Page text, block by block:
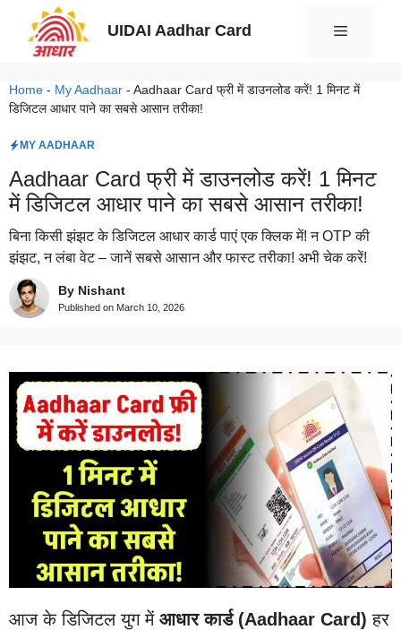
UIDAI Aadhar Card Menu
Home - My Aadhaar - Aadhaar Card फ्री में डाउनलोड करें! 1 मिनट में
डिजिटल आधार पाने का सबसे आसान तरीका!
MY AADHAAR
Aadhaar Card फ्री में डाउनलोड करें! 1 मिनट
में डिजिटल आधार पाने का सबसे आसान तरीका!
बिना किसी झंझट के डिजिटल आधार कार्ड पाएं एक क्लिक में! न OTP की
झंझट, न लंबा वेट – जानें सबसे आसान और फास्ट तरीका! अभी चेक करें!
By Nishant
Published on March 10, 2026
आज के डिजिटल युग में आधार कार्ड (Aadhaar Card) हर